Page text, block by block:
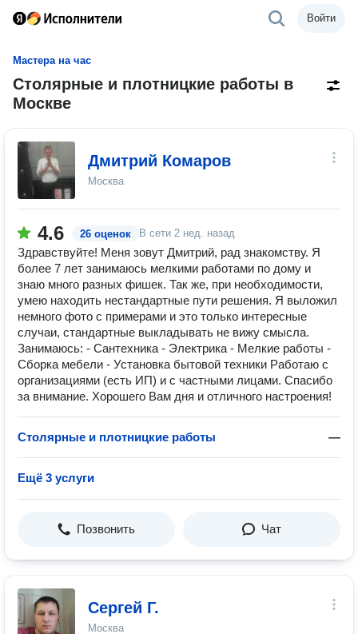
Войти
Мастера на час
Столярные и плотницкие работы в
Москве
Дмитрий Комаров
Москва
4.6 26 оценок В сети 2 нед. назад
Здравствуйте! Меня зовут Дмитрий, рад знакомству. Я
более 7 лет занимаюсь мелкими работами по дому и
знаю много разных фишек. Так же, при необходимости,
умею находить нестандартные пути решения. Я выложил
немного фото с примерами и это только интересные
случаи, стандартные выкладывать не вижу смысла.
Занимаюсь: - Сантехника - Электрика - Мелкие работы -
Сборка мебели - Установка бытовой техники Работаю с
организациями (есть ИП) и с частными лицами. Спасибо
за внимание. Хорошего Вам дня и отличного настроения!
Столярные и плотницкие работы —
Ещё 3 услуги
Позвонить Чат
Сергей Г.
Москва